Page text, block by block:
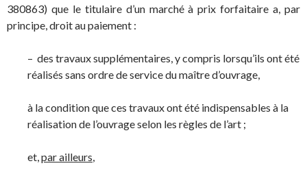
380863) que le titulaire d’un marché à prix forfaitaire a, par
principe, droit au paiement :
– des travaux supplémentaires, y compris lorsqu’ils ont été
réalisés sans ordre de service du maître d’ouvrage,
à la condition que ces travaux ont été indispensables à la
réalisation de l’ouvrage selon les règles de l’art ;
et,par ailleurs,